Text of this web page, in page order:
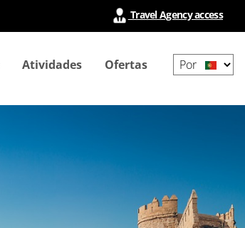
Travel Agency access
Atividades Ofertas
your